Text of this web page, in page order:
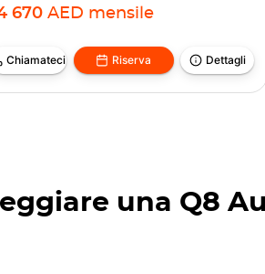
670 AED mensile
Chiamateci Riserva Dettagli
una Q8